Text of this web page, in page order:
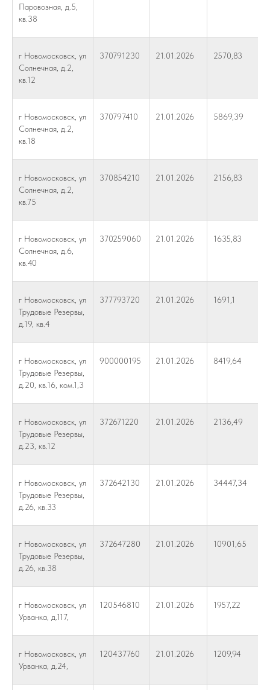
Паровозная, д.5,
кв.38
г Новомосковск, ул
Солнечная, д.2,
кв.12
370791230 21.01.2026 2570,83
г Новомосковск, ул
Солнечная, д.2,
кв.18
370797410 21.01.2026 5869,39
г Новомосковск, ул
Солнечная, д.2,
кв.75
370854210 21.01.2026 2156,83
г Новомосковск, ул
Солнечная, д.6,
кв.40
370259060 21.01.2026 1635,83
г Новомосковск, ул
Трудовые Резервы,
д.19, кв.4
377793720 21.01.2026 1691,1
г Новомосковск, ул
Трудовые Резервы,
д.20, кв.16, ком.1,3
900000195 21.01.2026 8419,64
г Новомосковск, ул
Трудовые Резервы,
д.23, кв.12
372671220 21.01.2026 2136,49
г Новомосковск, ул
Трудовые Резервы,
д.26, кв.33
372642130 21.01.2026 34447,34
г Новомосковск, ул
Трудовые Резервы,
д.26, кв.38
372647280 21.01.2026 10901,65
г Новомосковск, ул
Урванка, д.117,
120546810 21.01.2026 1957,22
г Новомосковск, ул
Урванка, д.24,
120437760 21.01.2026 1209,94